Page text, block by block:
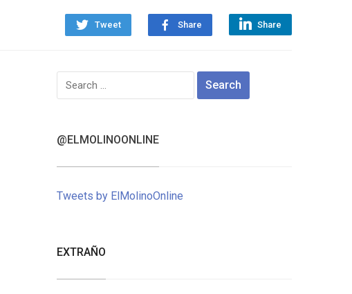
Tweet Share Share
Search
for:
@ELMOLINOONLINE
Tweets by ElMolinoOnline
EXTRAÑO